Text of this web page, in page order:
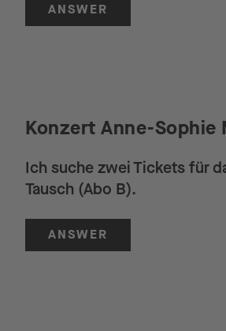
ANSWER
Konzert Anne-Sophie
Ich suche zwei Tickets für
Tausch (Abo B).
ANSWER